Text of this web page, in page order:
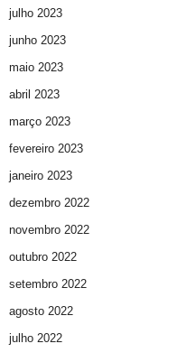
julho 2023
junho 2023
maio 2023
abril 2023
março 2023
fevereiro 2023
janeiro 2023
dezembro 2022
novembro 2022
outubro 2022
setembro 2022
agosto 2022
julho 2022